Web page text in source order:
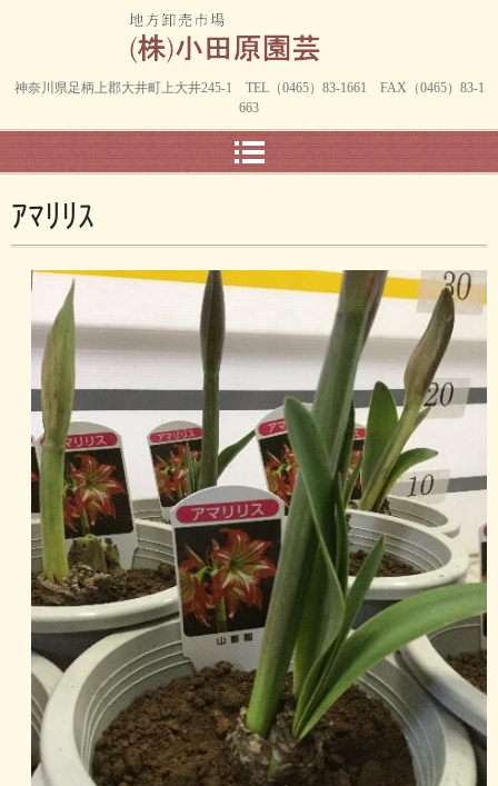
神奈川県足柄上郡大井町上大井245-1 TEL（0465）83-1661 FAX（0465）83-1
663
ｱﾏﾘﾘｽ